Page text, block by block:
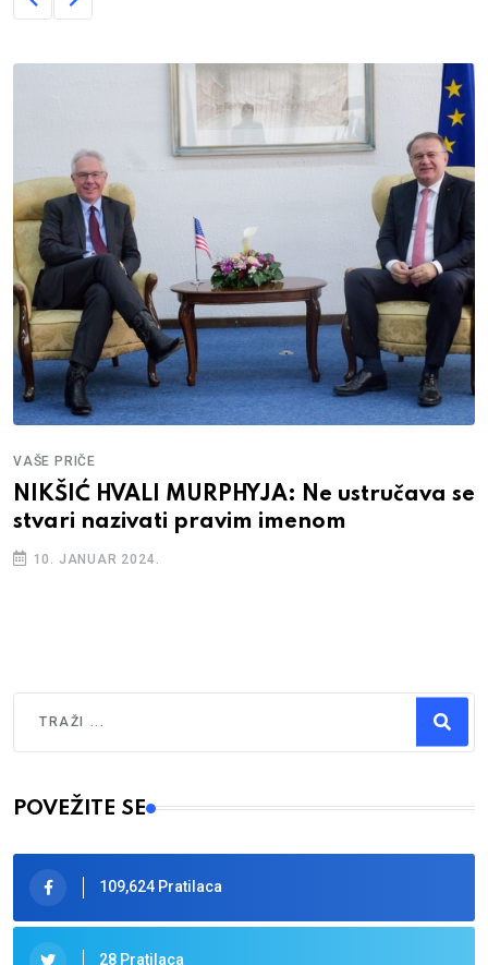
VAŠE PRIČE
NIKŠIĆ HVALI MURPHYJA: Ne ustručava se
stvari nazivati pravim imenom
10. JANUAR 2024.
Type 2 or more characters for results.
POVEŽITE SE
109,624 Pratilaca
28 Pratilaca